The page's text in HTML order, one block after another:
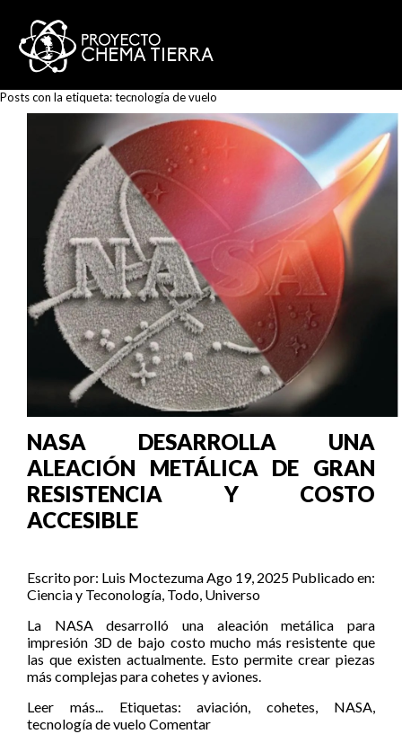
Posts con la etiqueta:tecnología de vuelo
NASA DESARROLLA UNA
ALEACIÓN METÁLICA DE GRAN
RESISTENCIA Y COSTO
ACCESIBLE
Escrito por: Luis MoctezumaAgo 19, 2025 Publicado en:
Ciencia y Teconología, Todo, Universo
La NASA desarrolló una aleación metálica para
impresión 3D de bajo costo mucho más resistente que
las que existen actualmente. Esto permite crear piezas
más complejas para cohetes y aviones.
Leer más...
Etiquetas:aviación,cohetes, NASA,
tecnología de vueloComentar